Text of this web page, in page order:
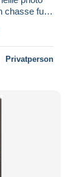
chasse fusil
Privatperson